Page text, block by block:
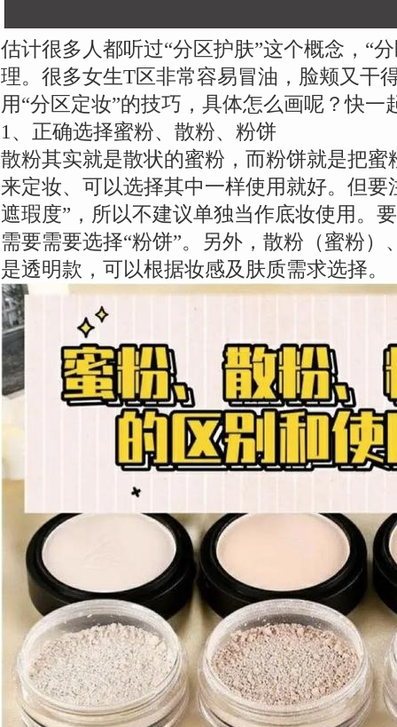
估计很多人都听过“分区护肤”这个概念，“
理。很多女生T区非常容易冒油，脸颊又干
用“分区定妆”的技巧，具体怎么画呢？快一
1、正确选择蜜粉、散粉、粉饼
散粉其实就是散状的蜜粉，而粉饼就是把
来定妆、可以选择其中一样使用就好。但要
遮瑕度”，所以不建议单独当作底妆使用。
需要需要选择“粉饼”。另外，散粉（蜜粉）
是透明款，可以根据妆感及肤质需求选择。